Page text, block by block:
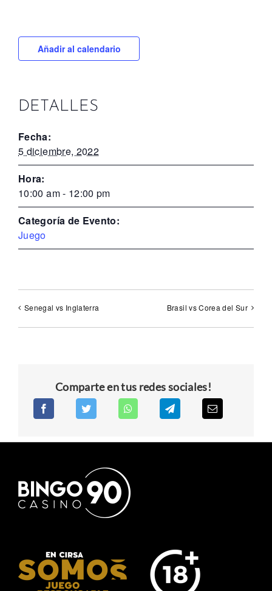
Añadir al calendario
DETALLES
Fecha:
5 diciembre, 2022
Hora:
10:00 am - 12:00 pm
Categoría de Evento:
Juego
Senegal vs Inglaterra Brasil vs Corea del Sur
Comparte en tus redes sociales!